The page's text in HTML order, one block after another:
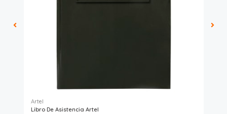
Artel
Libro De Asistencia Artel